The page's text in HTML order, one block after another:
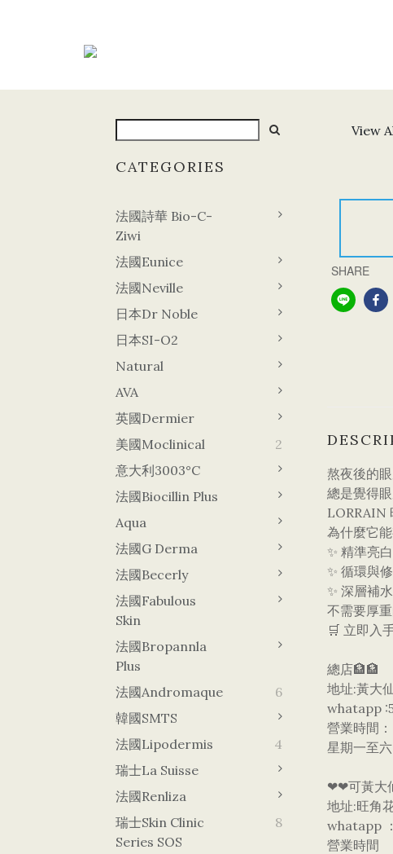
CATEGORIES
法國詩華 Bio-C-
Ziwi
法國Eunice
法國Neville
日本Dr Noble
日本SI-O2
Natural
AVA
英國Dermier
美國Moclinical
2
意大利3003°C
法國Biocillin Plus
Aqua
法國G Derma
法國Becerly
法國Fabulous
Skin
法國Bropannla
Plus
法國Andromaque
6
韓國sMTS
法國Lipodermis
4
瑞士La Suisse
法國Renliza
瑞士Skin Clinic
Series SOS
8
View
SHARE
熬夜後的
總是覺得
LORRAIN
為什麼它
✨ 精準亮
✨ 循環與
✨ 深層補
不需要厚
​🛒 立即入
總店🏦🏦
地址:黃大
whatapp
營業時間：
星期一至
❤❤可黃大
地址:旺角
whatapp
營業時間